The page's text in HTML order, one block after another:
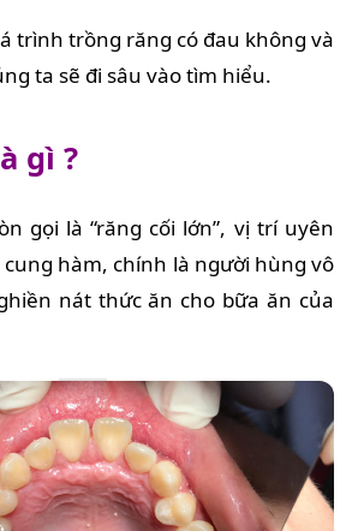
trình trồng răng có đau không và
ta sẽ đi sâu vào tìm hiểu.
gì ?
gọi là “răng cối lớn”, vị trí uyên
cung hàm, chính là người hùng vô
nát thức ăn cho bữa ăn của